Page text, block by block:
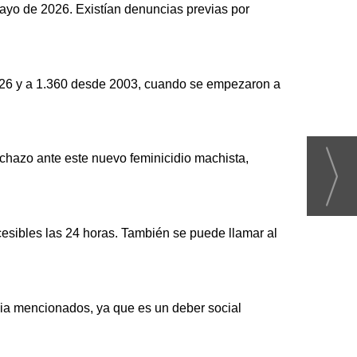
de 2026. Existían denuncias previas por
y a 1.360 desde 2003, cuando se empezaron a
ante este nuevo feminicidio machista,
las 24 horas. También se puede llamar al
mencionados, ya que es un deber social